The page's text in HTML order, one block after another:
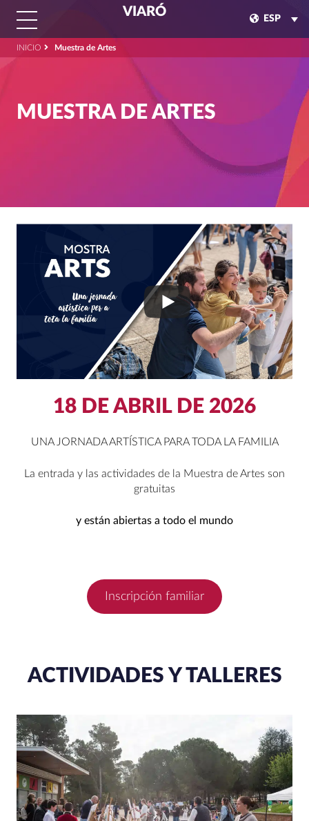
VIARÓ
ESP
INICIO Muestra de Artes
MUESTRA DE ARTES
18 DE ABRIL DE 2026
UNA JORNADA ARTÍSTICA PARA TODA LA FAMILIA
La entrada y las actividades de la Muestra de Artes son
gratuitas
y están abiertas a todo el mundo
Inscripción familiar
ACTIVIDADES Y TALLERES